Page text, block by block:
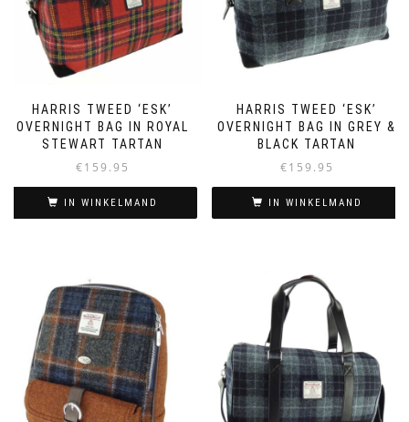
HARRIS TWEED ‘ESK’
OVERNIGHT BAG IN ROYAL
STEWART TARTAN
€159.95
IN WINKELMAND
HARRIS TWEED ‘ESK’
OVERNIGHT BAG IN GREY &
BLACK TARTAN
€159.95
IN WINKELMAND